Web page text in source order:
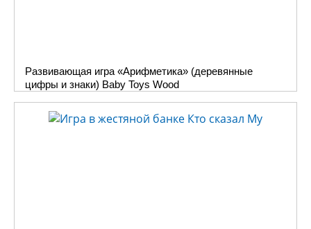
Развивающая игра «Арифметика» (деревянные
цифры и знаки) Baby Toys Wood